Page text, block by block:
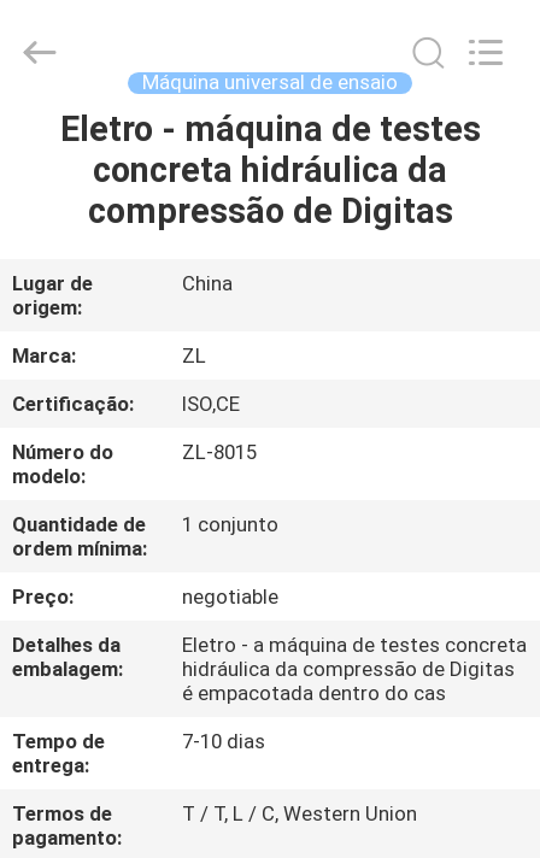
CASA
PRODUTOS
VÍDEOS
SOBRE
NÓS
EXCURSÃO
DA
FÁBRICA
CONTROLE
DA
NOS
Instrument
Technology
Máquina universal de ensaio
Eletro - máquina de testes
concreta hidráulica da
compressão de Digitas
Lugar de
origem:
China
Marca:
ZL
Certificação:
ISO,CE
Número do
modelo:
ZL-8015
Quantidade de
ordem mínima:
1 conjunto
Preço:
negotiable
Detalhes da
embalagem:
Eletro - a máquina de testes concreta
hidráulica da compressão de Digitas
é empacotada dentro do cas
Tempo de
entrega:
7-10 dias
Termos de
pagamento:
T / T, L / C, Western Union